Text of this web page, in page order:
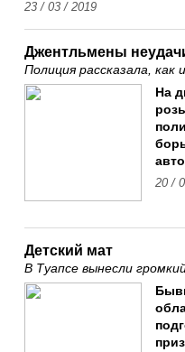
23 / 03 / 2019
Джентльмены
Полиция рассказала,
На
20 /
Детский мат
В Туапсе вынесли